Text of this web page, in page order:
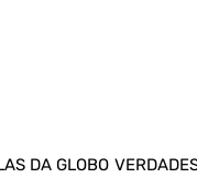
DA GLOBO